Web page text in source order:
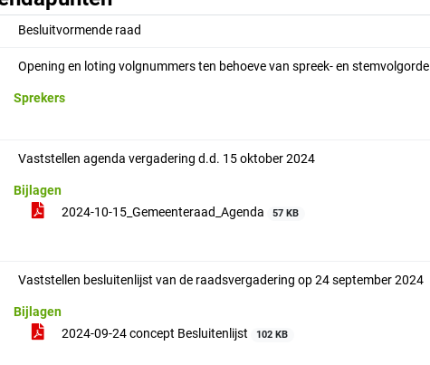
Besluitvormende raad
Opening en loting volgnummers ten behoeve van spreek- en stemvolgorde
Sprekers
Vaststellen agenda vergadering d.d. 15 oktober 2024
Bijlagen
2024-10-15_Gemeenteraad_Agenda
57 KB
Vaststellen besluitenlijst van de raadsvergadering op 24 september 2024
Bijlagen
2024-09-24 concept Besluitenlijst
102 KB